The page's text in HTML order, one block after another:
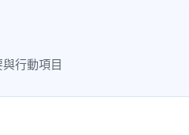
行動項目